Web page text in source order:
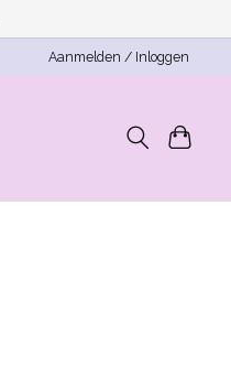
Aanmelden / Inloggen